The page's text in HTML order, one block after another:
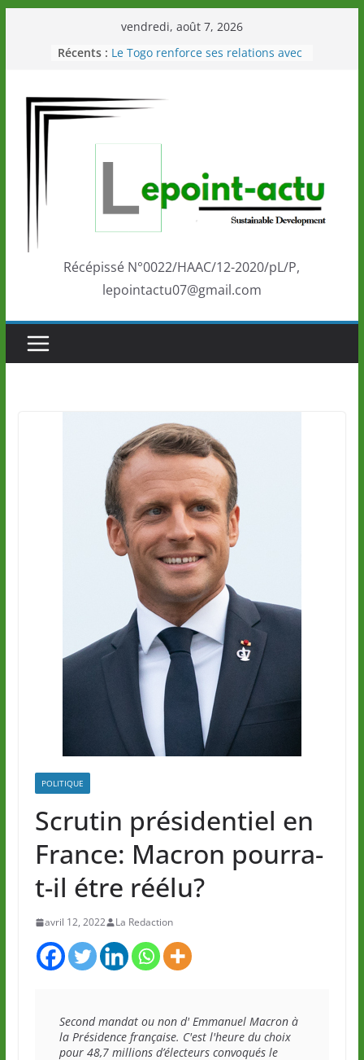
vendredi, août 7, 2026
Récents : Le Togo renforce ses relations avec
Éléphants en Côte d’Ivoire
LOTO DETENTE”, un nouveau tirage
marque de confiance au Togo sur
la scène internationale au-delà des
performances de ses athlètes
Togo: Que retenir de la politique
éducation et de l’ambition de
Récépissé N°0022/HAAC/12-2020/pL/P,
lepointactu07@gmail.com
POLITIQUE
Scrutin présidentiel en
France: Macron pourra-
t-il étre réélu?
avril 12, 2022 La Redaction
Second mandat ou non d' Emmanuel Macron à
la Présidence française. C'est l'heure du choix
pour 48,7 millions d’électeurs convoqués le